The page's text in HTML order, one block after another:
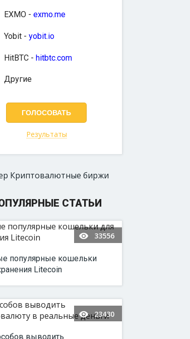
EXMO - exmo.me
Yobit - yobit.io
HitBTC - hitbtc.com
Другие
Результаты
СТАТЬИ
33556
популярные кошельки
Litecoin
23430
выводить